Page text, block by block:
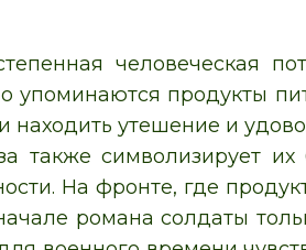
человеческая
упоминаются продукты
находить утешение и
также символизирует
На фронте, где
романа солдаты